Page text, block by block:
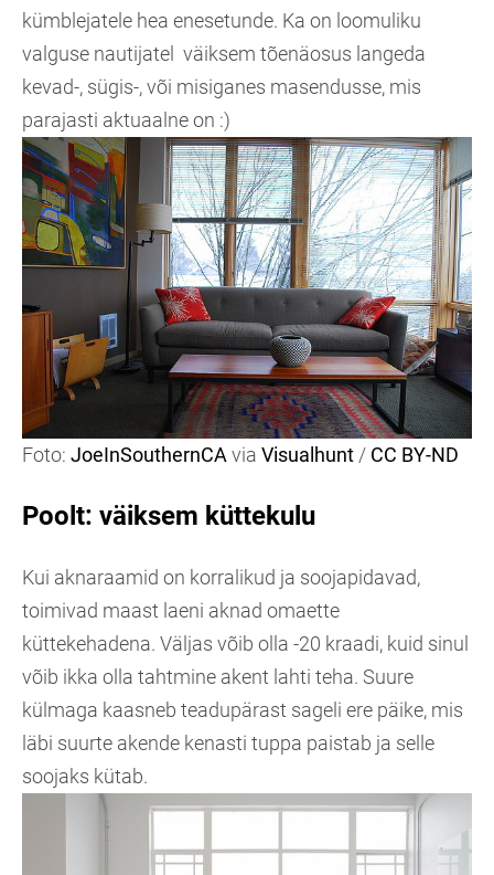
kümblejatele hea enesetunde. Ka on loomuliku
valguse nautijatel väiksem tõenäosus langeda
kevad-, sügis-, või misiganes masendusse, mis
parajasti aktuaalne on :)
Foto: JoeInSouthernCA via Visualhunt / CC BY-ND
Poolt: väiksem küttekulu
Kui aknaraamid on korralikud ja soojapidavad,
toimivad maast laeni aknad omaette
küttekehadena. Väljas võib olla -20 kraadi, kuid sinul
võib ikka olla tahtmine akent lahti teha. Suure
külmaga kaasneb teadupärast sageli ere päike, mis
läbi suurte akende kenasti tuppa paistab ja selle
soojaks kütab.